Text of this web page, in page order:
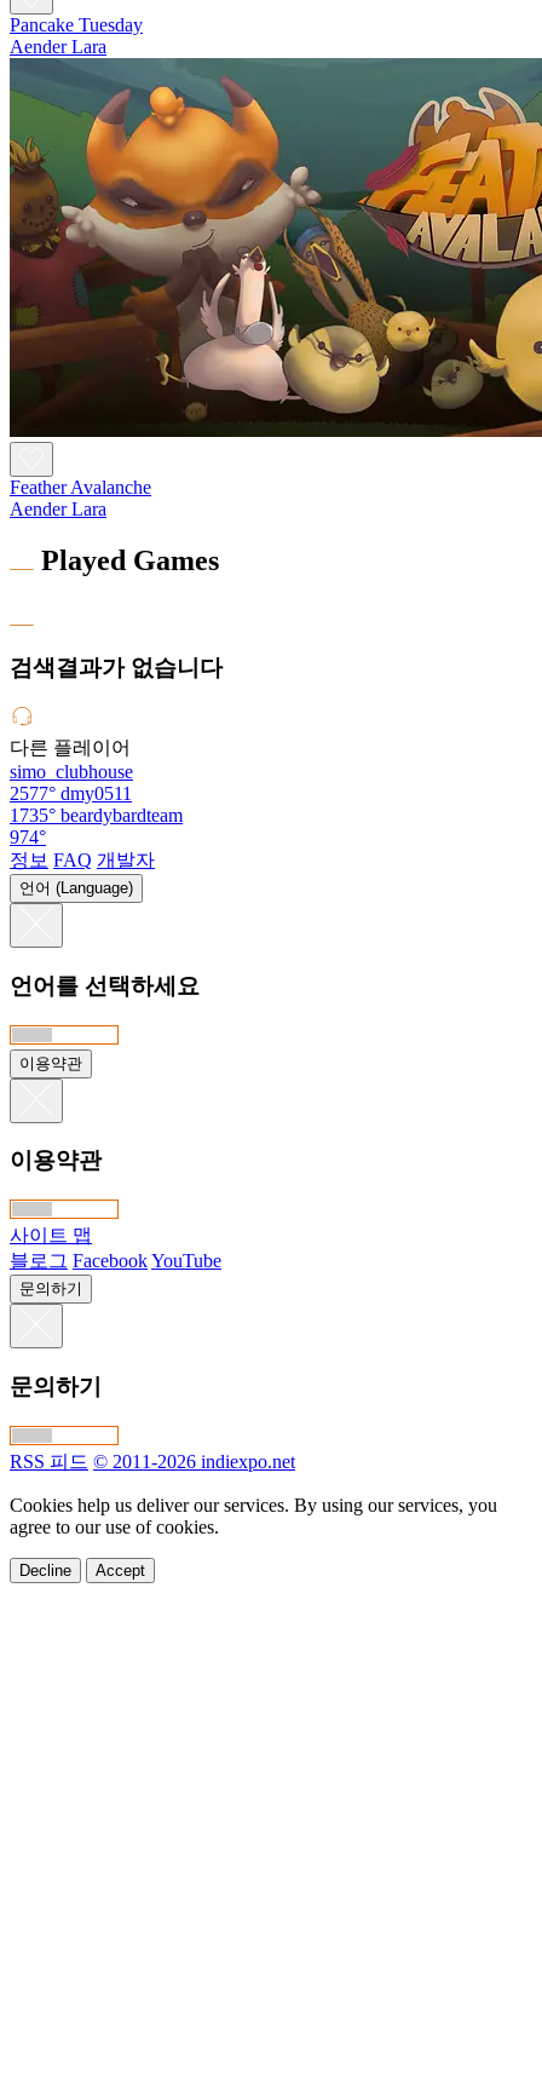
Pancake Tuesday
Aender Lara
Feather Avalanche
Aender Lara
Played Games
검색결과가 없습니다
다른 플레이어
simo_clubhouse
2577° dmy0511
1735° beardybardteam
974°
정보 FAQ 개발자
언어 (Language)
언어를 선택하세요
이용약관
이용약관
사이트 맵
블로그 FacebookYouTube
문의하기
문의하기
RSS 피드 © 2011-2026 indiexpo.net
Cookies help us deliver our services. By using our services, you
agree to our use of cookies.
Decline Accept